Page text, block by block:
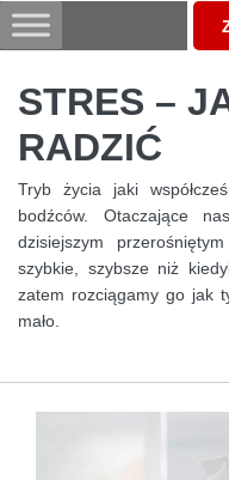
STRES –
RADZIĆ
Tryb życia jaki
bodźców. Otaczające
dzisiejszym
szybkie, szybsze niż
zatem rozciągamy go jak
mało.